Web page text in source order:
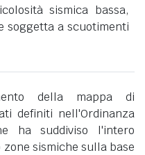
sismica bassa,
soggetta a scuotimenti
della mappa di
definiti nell'Ordinanza
ha suddiviso l'intero
sismiche sulla base